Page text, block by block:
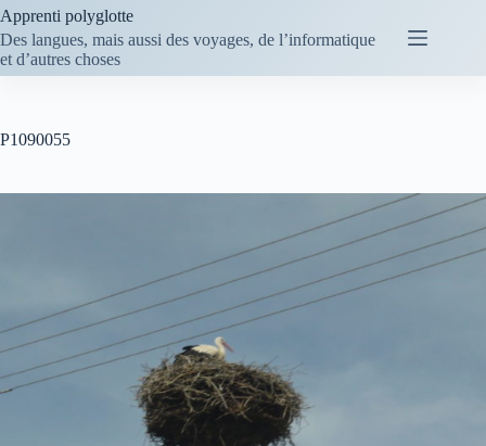
Passer
au
contenu
Apprenti polyglotte
Des langues, mais aussi des voyages, de l’informatique
et d’autres choses
P1090055